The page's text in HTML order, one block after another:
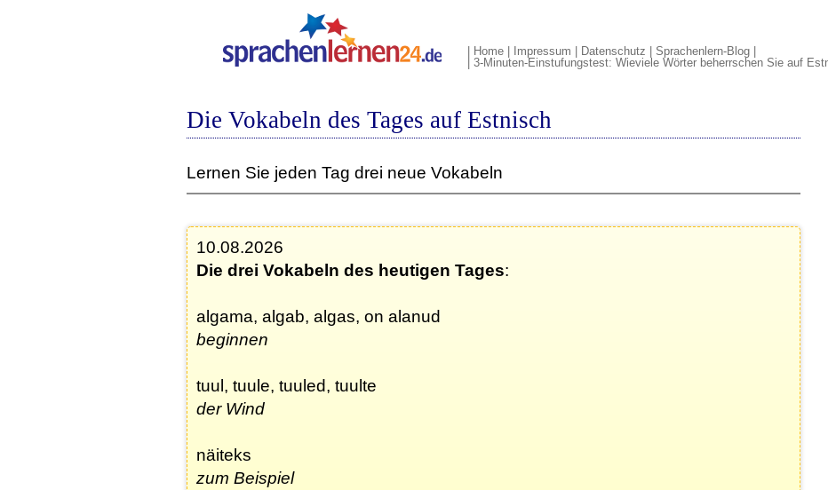
Home Impressum Datenschutz Sprachenlern-Blog
3-Minuten-Einstufungstest: Wieviele Wörter beherrschen Sie auf
Die Vokabeln des Tages auf Estnisch
Lernen Sie jeden Tag drei neue Vokabeln
10.08.2026
Die drei Vokabeln des heutigen Tages:
algama, algab, algas, on alanud
beginnen
tuul, tuule, tuuled, tuulte
der Wind
näiteks
zum Beispiel